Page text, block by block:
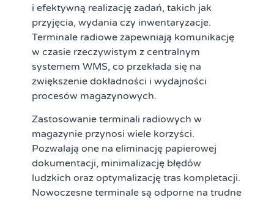
i efektywną realizację zadań, takich jak
przyjęcia, wydania czy inwentaryzacje.
Terminale radiowe zapewniają komunikację
w czasie rzeczywistym z centralnym
systemem WMS, co przekłada się na
zwiększenie dokładności i wydajności
procesów magazynowych.
Zastosowanie terminali radiowych w
magazynie przynosi wiele korzyści.
Pozwalają one na eliminację papierowej
dokumentacji, minimalizację błędów
ludzkich oraz optymalizację tras kompletacji.
Nowoczesne terminale są odporne na trudne